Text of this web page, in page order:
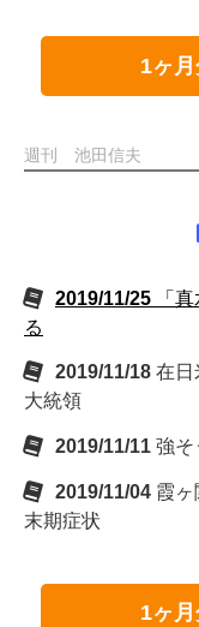
1ヶ
週刊 池田信夫
2019/11/25
「
る
2019/11/18 在日
大統領
2019/11/11 強そ
2019/11/04 霞
末期症状
1ヶ